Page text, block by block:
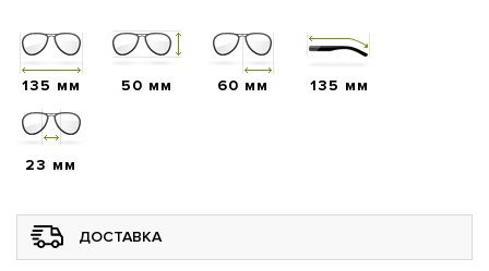
135 мм 50 мм 60 мм 135 мм
23 мм
ДОСТАВКА